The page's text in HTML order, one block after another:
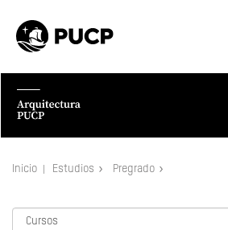
Inicio Estudios Pregrado